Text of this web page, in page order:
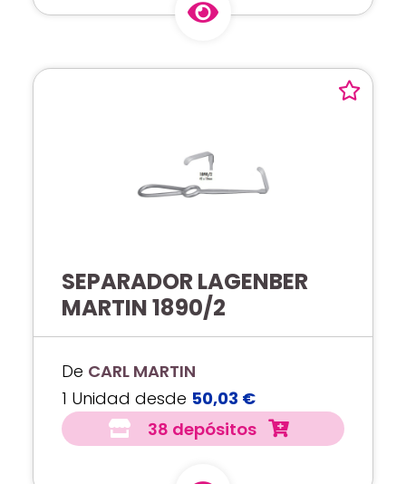
SEPARADOR LAGENBER
MARTIN 1890/2
De CARL MARTIN
1 Unidad desde 50,03 €
38 depósitos